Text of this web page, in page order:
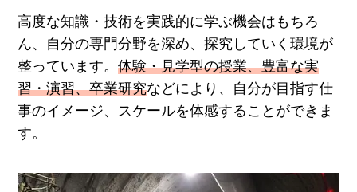
高度な知識・技術を実践的に学ぶ機会はもちろ
ん、自分の専門分野を深め、探究していく環境が
整っています。体験・見学型の授業、豊富な実
習・演習、卒業研究などにより、自分が目指す仕
事のイメージ、スケールを体感することができま
す。